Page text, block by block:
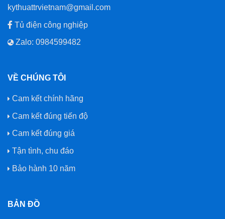
kythuattrvietnam@gmail.com
Tủ điện công nghiệp
Zalo: 0984599482
VỀ CHÚNG TÔI
Cam kết chính hãng
Cam kết đúng tiến độ
Cam kết đúng giá
Tận tình, chu đáo
Bảo hành 10 năm
BẢN ĐỒ